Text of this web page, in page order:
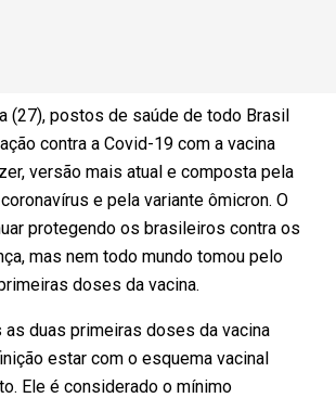
(27), postos de saúde de todo Brasil
contra a Covid-19 com a vacina
versão mais atual e composta pela
e pela variante ômicron. O
protegendo os brasileiros contra os
mas nem todo mundo tomou pelo
doses da vacina.
as duas primeiras doses da vacina
estar com o esquema vacinal
Ele é considerado o mínimo